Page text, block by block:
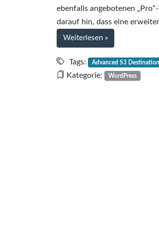
ebenfalls angebotenen
darauf hin, dass eine
Weiterlesen bei
WordPress-
Backups
mit
»
Tags: Advanced S3
Kategorie: WordPress